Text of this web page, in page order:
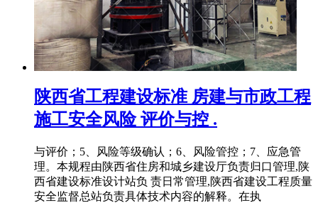
陕西省工程建设标准 房建与市政工程
施工安全风险 评价与控 .
与评价；5、风险等级确认；6、风险管控；7、应急管
理。本规程由陕西省住房和城乡建设厅负责归口管理,陕
西省建设标准设计站负 责日常管理,陕西省建设工程质量
安全监督总站负责具体技术内容的解释。在执